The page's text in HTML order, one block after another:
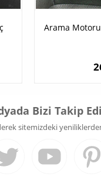
Arama
Bizi Takip
sitemizdeki